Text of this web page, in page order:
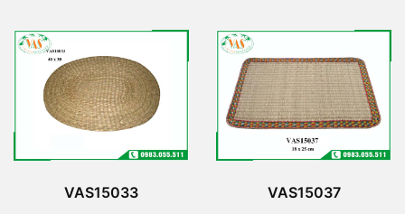
VAS15033 VAS15037